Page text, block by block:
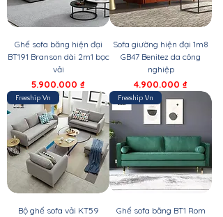
Ghế sofa băng hiện đại
BT191 Branson dài 2m1 bọc
vải
Giá
5.900.000 ₫
Sofa giường hiện đại 1m8
GB47 Benitez da công
nghiệp
Giá
4.900.000 ₫
Freeship Vn
Bộ ghế sofa vải KT59
Freeship Vn
Ghế sofa băng BT1 Rom